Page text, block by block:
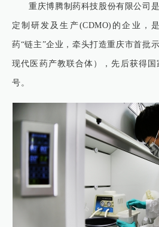
重庆博腾制药科技股份有限公司
定制研发及生产(CDMO)的企业，
药“链主”企业，牵头打造重庆市首批
现代医药产教联合体），先后获得
号。